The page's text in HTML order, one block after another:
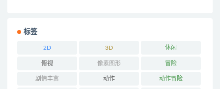
标签
2D 3D 休闲
俯视 像素图形 冒险
剧情丰富 动作 动作冒险